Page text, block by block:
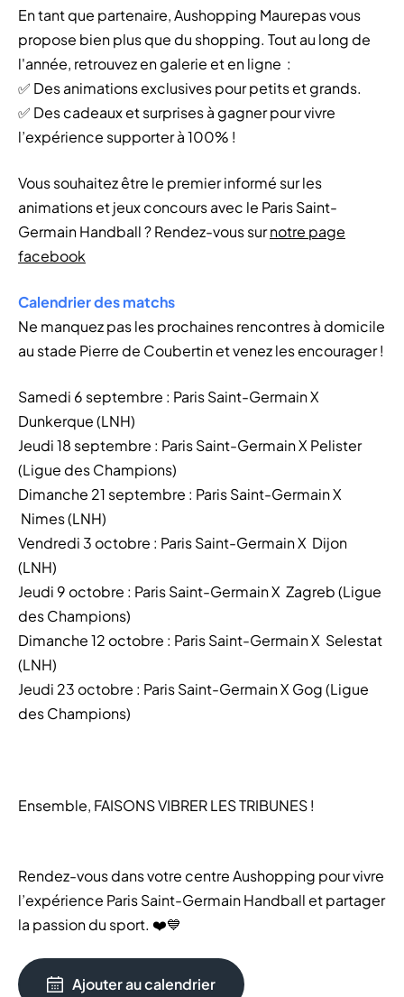
En tant que partenaire, Aushopping Maurepas vous
propose bien plus que du shopping. Tout au long de
l'année, retrouvez en galerie et en ligne :
✅ Des animations exclusives pour petits et grands.
✅ Des cadeaux et surprises à gagner pour vivre
l’expérience supporter à 100% !
Vous souhaitez être le premier informé sur les
animations et jeux concours avec le Paris Saint-
Germain Handball ? Rendez-vous surnotre page
facebook
Calendrier des matchs
Ne manquez pas les prochaines rencontres à domicile
au stade Pierre de Coubertin et venez les encourager !
Samedi 6 septembre : Paris Saint-Germain X
Dunkerque (LNH)
Jeudi 18 septembre : Paris Saint-Germain X Pelister
(Ligue des Champions)
Dimanche 21 septembre : Paris Saint-Germain X
Nimes (LNH)
Vendredi 3 octobre : Paris Saint-Germain X Dijon
(LNH)
Jeudi 9 octobre : Paris Saint-Germain X Zagreb (Ligue
des Champions)
Dimanche 12 octobre : Paris Saint-Germain X Selestat
(LNH)
Jeudi 23 octobre : Paris Saint-Germain X Gog (Ligue
des Champions)
Ensemble, FAISONS VIBRER LES TRIBUNES !
Rendez-vous dans votre centre Aushopping pour vivre
l’expérience Paris Saint-Germain Handball et partager
la passion du sport. ❤️💙
Ajouter au calendrier